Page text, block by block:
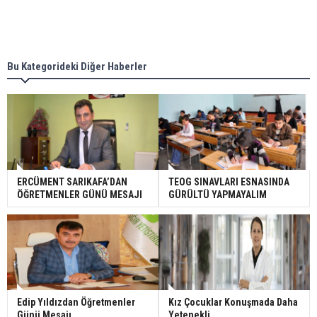
Bu Kategorideki Diğer Haberler
ERCÜMENT SARIKAFA’DAN
ÖĞRETMENLER GÜNÜ MESAJI
TEOG SINAVLARI ESNASINDA
GÜRÜLTÜ YAPMAYALIM
Edip Yıldızdan Öğretmenler
Kız Çocuklar Konuşmada Daha